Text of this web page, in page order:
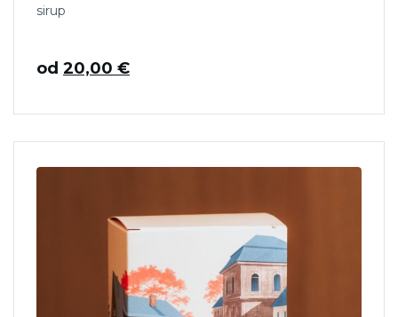
sirup
od 20,00 €